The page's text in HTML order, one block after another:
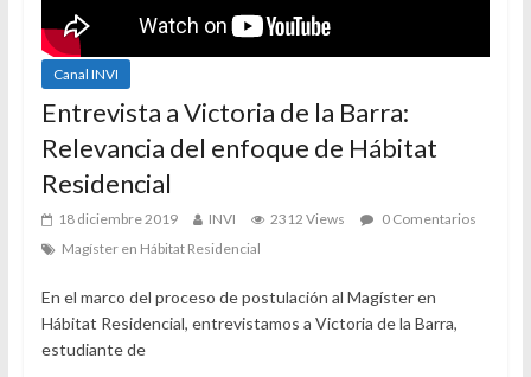
Canal INVI
Entrevista a Victoria de la Barra:
Relevancia del enfoque de Hábitat
Residencial
18 diciembre 2019 INVI 2312 Views
0 Comentarios
Magíster en Hábitat Residencial
En el marco del proceso de postulación al Magíster en
Hábitat Residencial, entrevistamos a Victoria de la Barra,
estudiante de